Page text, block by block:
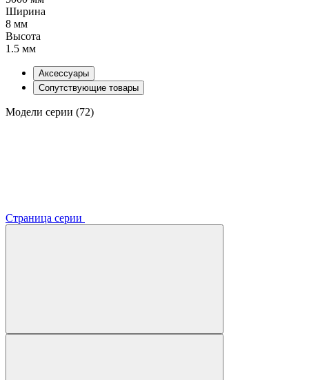
Ширина
8 мм
Высота
1.5 мм
Аксессуары
Сопутствующие товары
Модели серии (72)
Страница серии